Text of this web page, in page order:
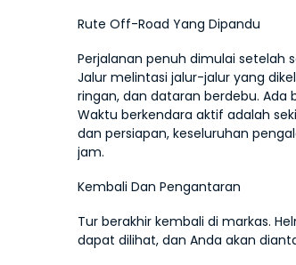
Rute Off-Road Yang Dipandu
Perjalanan penuh dimulai setelah
Jalur melintasi jalur-jalur yang
ringan, dan dataran berdebu.
Waktu berkendara aktif adalah
dan persiapan, keseluruhan
jam.
Kembali Dan Pengantaran
Tur berakhir kembali di markas.
dapat dilihat, dan Anda akan